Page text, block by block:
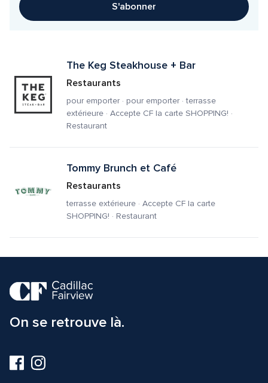
S'abonner
The Keg Steakhouse + Bar
Restaurants
pour emporter · pour emporter · terrasse
extérieure · Accepte CF la carte SHOPPING! ·
Restaurant
Tommy Brunch et Café
Restaurants
terrasse extérieure · Accepte CF la carte
SHOPPING! · Restaurant
On se retrouve là.
Visitez-
nous
Visitez-
nous